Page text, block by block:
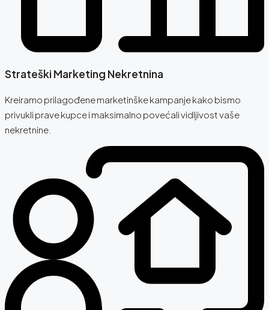
Strateški Marketing Nekretnina
Kreiramo prilagođene marketinške kampanje kako bismo
privukli prave kupce i maksimalno povećali vidljivost vaše
nekretnine.